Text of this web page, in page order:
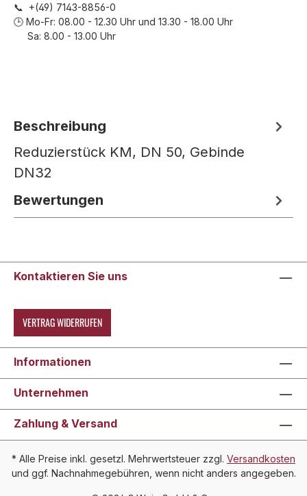
📞 +(49) 7143-8856-0
🕒 Mo-Fr: 08.00 - 12.30 Uhr und 13.30 - 18.00 Uhr
Sa: 8.00 - 13.00 Uhr
Beschreibung
Reduzierstück KM, DN 50, Gebinde
DN32
Bewertungen
Kontaktieren Sie uns
VERTRAG WIDERRUFEN
Informationen
Unternehmen
Zahlung & Versand
* Alle Preise inkl. gesetzl. Mehrwertsteuer zzgl. Versandkosten
und ggf. Nachnahmegebühren, wenn nicht anders angegeben.